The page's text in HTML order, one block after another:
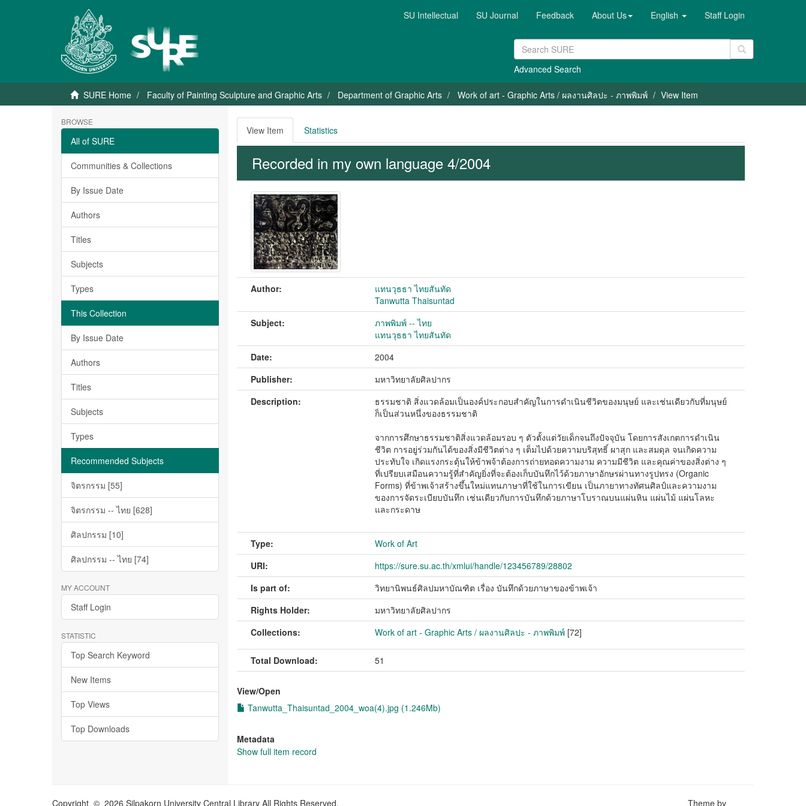
SU Intellectual SU Journal Feedback About Us English Staff Login
Advanced Search
SURE Home Faculty of Painting Sculpture and Graphic Arts Department of Graphic Arts Work of art - Graphic Arts / ผลงานศิลปะ - ภาพพิมพ์ View Item
BROWSE
All of SURE
Communities & Collections
By Issue Date
Authors
Titles
Subjects
Types
This Collection
By Issue Date
Authors
Titles
Subjects
Types
Recommended Subjects
จิตรกรรม [55]
จิตรกรรม -- ไทย [628]
ศิลปกรรม [10]
ศิลปกรรม -- ไทย [74]
MY ACCOUNT
Staff Login
STATISTIC
Top Search Keyword
New Items
Top Views
Top Downloads
View Item Statistics
Recorded in my own language 4/2004
Author:
แทนวุธธา ไทยสันทัด
Tanwutta Thaisuntad
Subject:
ภาพพิมพ์ -- ไทย
แทนวุธธา ไทยสันทัด
Date:
2004
Publisher:
มหาวิทยาลัยศิลปากร
Description:
ธรรมชาติ สิ่งแวดล้อมเป็นองค์ประกอบสำคัญในการดำเนินชีวิตของมนุษย์ และเช่นเดียวกับที่มนุษย์
ก็เป็นส่วนหนึ่งของธรรมชาติ
จากการศึกษาธรรมชาติสิ่งแวดล้อมรอบ ๆ ตัวตั้งแต่วัยเด็กจนถึงปัจจุบัน โดยการสังเกตการดำเนิน
ชีวิต การอยู่ร่วมกันได้ของสิ่งมีชีวิตต่าง ๆ เต็มไปด้วยความบริสุทธิ์ ผาสุก และสมดุล จนเกิดความ
ประทับใจ เกิดแรงกระตุ้นให้ข้าพจ้าต้องการถ่ายทอดความงาม ความมีชีวิต และคุณค่าของสิ่งต่าง ๆ
ที่เปรียบเสมือนความรู้ที่สำคัญยิ่งที่จะต้องเก็บบันทึกไว้ด้วยภาษาอักษรผ่านทางรูปทรง (Organic
Forms) ที่ข้าพเจ้าสร้างขึ้นใหม่แทนภาษาที่ใช้ในการเขียน เป็นภายาทางทัศนศิลป์และความงาม
ของการจัดระเบียบบันทึก เช่นเดียวกับการบันทึกด้วยภาษาโบราณบนแผ่นหิน แผ่นไม้ แผ่นโลหะ
และกระดาษ
Type:
Work of Art
URI:
https://sure.su.ac.th/xmlui/handle/123456789/28802
Is part of:
วิทยานิพนธ์ศิลปมหาบัณฑิต เรื่อง บันทึกด้วยภาษาของข้าพเจ้า
Rights Holder:
มหาวิทยาลัยศิลปากร
Collections:
Work of art - Graphic Arts / ผลงานศิลปะ - ภาพพิมพ์ [72]
Total Download: 51
View/Open
Tanwutta_Thaisuntad_2004_woa(4).jpg (1.246Mb)
Metadata
Show full item record
Copyright © 2026 Silpakorn University Central Library All Rights Reserved. Theme by